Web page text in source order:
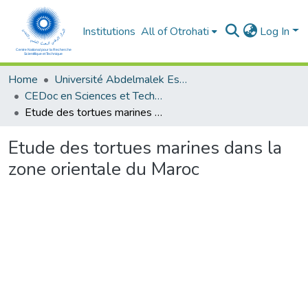
Institutions All of Otrohati Log In
Home
Université Abdelmalek Essaâdi - Tétouan
CEDoc en Sciences et Techniques et Sciences Médicales (CED - STSM)
Etude des tortues marines dans la zone orientale du Maroc
Etude des tortues marines dans la
zone orientale du Maroc